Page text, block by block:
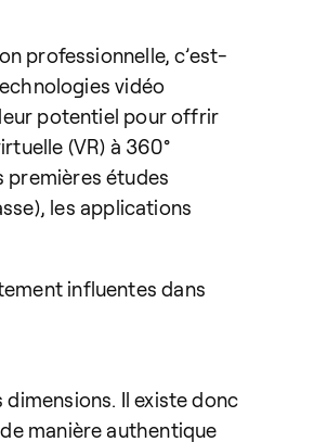
professionnelle, c’est-
vidéo
potentiel pour offrir
(VR) à 360°
premières études
les applications
influentes dans
dimensions. Il existe donc
manière authentique